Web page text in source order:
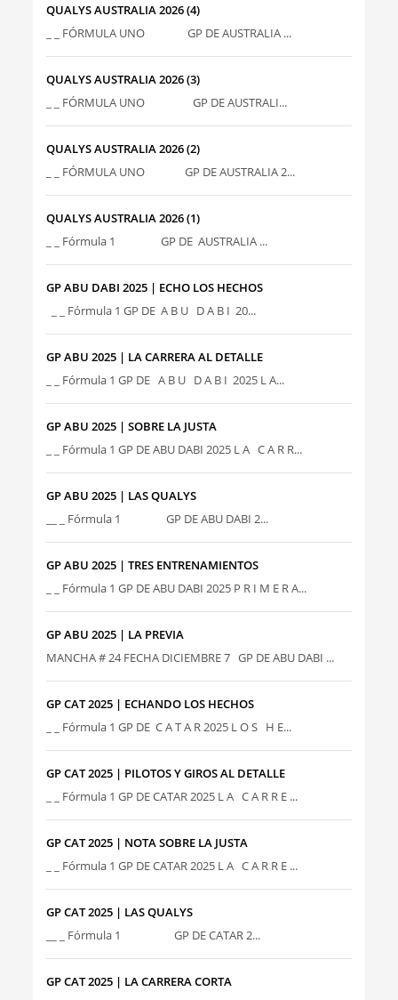
QUALYS AUSTRALIA 2026 (4)
_ _ FÓRMULA UNO GP DE AUSTRALIA ...
QUALYS AUSTRALIA 2026 (3)
_ _ FÓRMULA UNO GP DE AUSTRALI...
QUALYS AUSTRALIA 2026 (2)
_ _ FÓRMULA UNO GP DE AUSTRALIA 2...
QUALYS AUSTRALIA 2026 (1)
_ _ Fórmula 1 GP DE AUSTRALIA ...
GP ABU DABI 2025 | ECHO LOS HECHOS
_ _ Fórmula 1 GP DE A B U D A B I 20...
GP ABU 2025 | LA CARRERA AL DETALLE
_ _ Fórmula 1 GP DE A B U D A B I 2025 L A...
GP ABU 2025 | SOBRE LA JUSTA
_ _ Fórmula 1 GP DE ABU DABI 2025 L A C A R R...
GP ABU 2025 | LAS QUALYS
__ _ Fórmula 1 GP DE ABU DABI 2...
GP ABU 2025 | TRES ENTRENAMIENTOS
_ _ Fórmula 1 GP DE ABU DABI 2025 P R I M E R A...
GP ABU 2025 | LA PREVIA
MANCHA # 24 FECHA DICIEMBRE 7 GP DE ABU DABI ...
GP CAT 2025 | ECHANDO LOS HECHOS
_ _ Fórmula 1 GP DE C A T A R 2025 L O S H E...
GP CAT 2025 | PILOTOS Y GIROS AL DETALLE
_ _ Fórmula 1 GP DE CATAR 2025 L A C A R R E ...
GP CAT 2025 | NOTA SOBRE LA JUSTA
_ _ Fórmula 1 GP DE CATAR 2025 L A C A R R E ...
GP CAT 2025 | LAS QUALYS
__ _ Fórmula 1 GP DE CATAR 2...
GP CAT 2025 | LA CARRERA CORTA